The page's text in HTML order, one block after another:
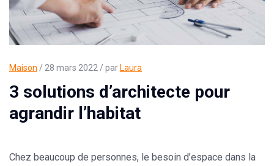
Maison / 28 mars 2022 / par Laura
3 solutions d’architecte pour
agrandir l’habitat
Chez beaucoup de personnes, le besoin d’espace dans la